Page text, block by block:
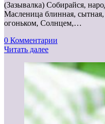
(Зазывалка) Собирайся,
Масленица блинная,
огоньком, Солнцем,…
0 Комментарии
Читать далее